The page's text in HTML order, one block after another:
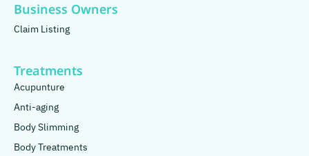
Business Owners
Claim Listing
Treatments
Acupunture
Anti-aging
Body Slimming
Body Treatments